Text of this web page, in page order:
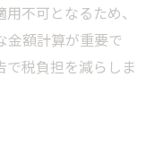
不可となるため、
金額計算が重要で
で税負担を減らしま